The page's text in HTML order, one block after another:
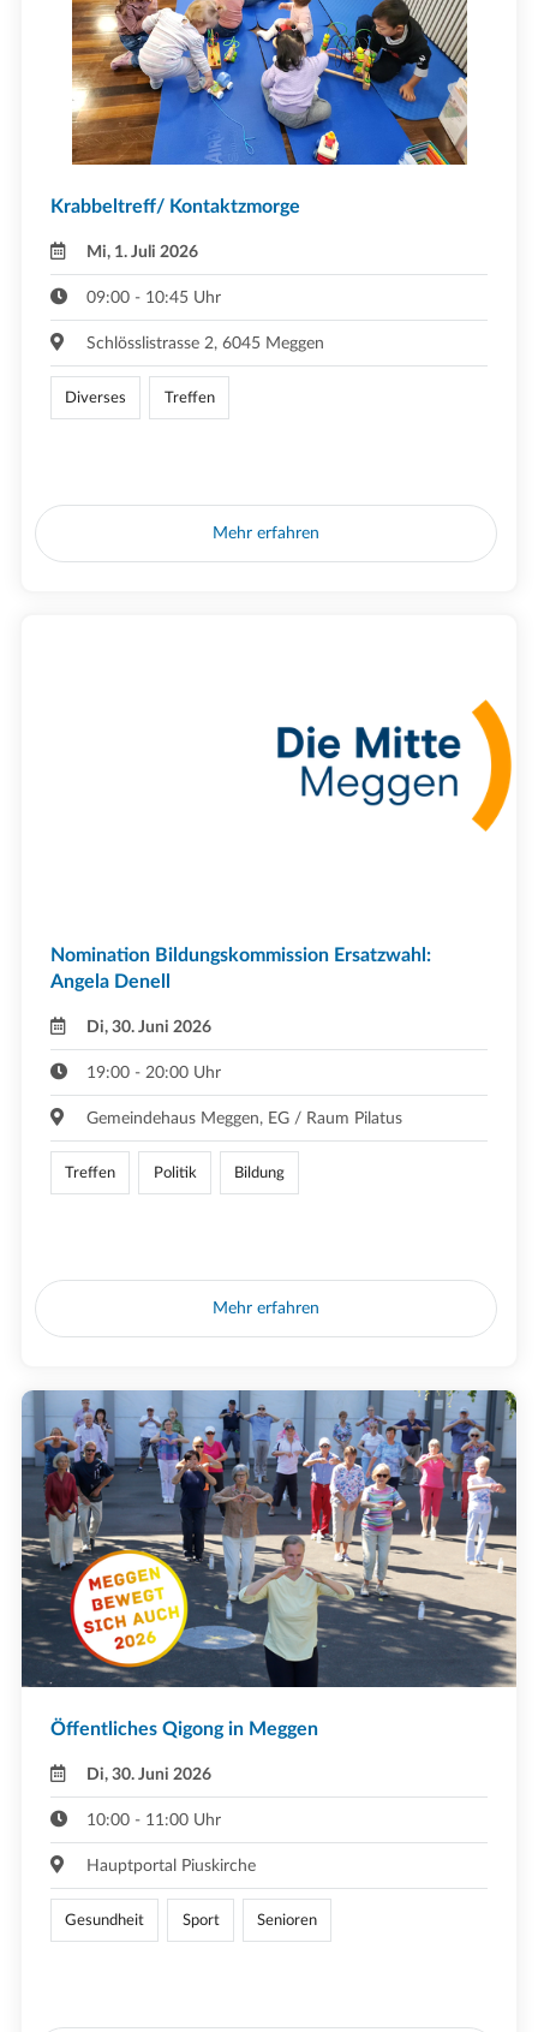
Krabbeltreff/ Kontaktzmorge
Mi, 1. Juli 2026
09:00 - 10:45 Uhr
Schlösslistrasse 2, 6045 Meggen
Diverses Treffen
Mehr erfahren
Nomination Bildungskommission Ersatzwahl:
Angela Denell
Di, 30. Juni 2026
19:00 - 20:00 Uhr
Gemeindehaus Meggen, EG / Raum Pilatus
Treffen Politik Bildung
Mehr erfahren
Öffentliches Qigong in Meggen
Di, 30. Juni 2026
10:00 - 11:00 Uhr
Hauptportal Piuskirche
Gesundheit Sport Senioren